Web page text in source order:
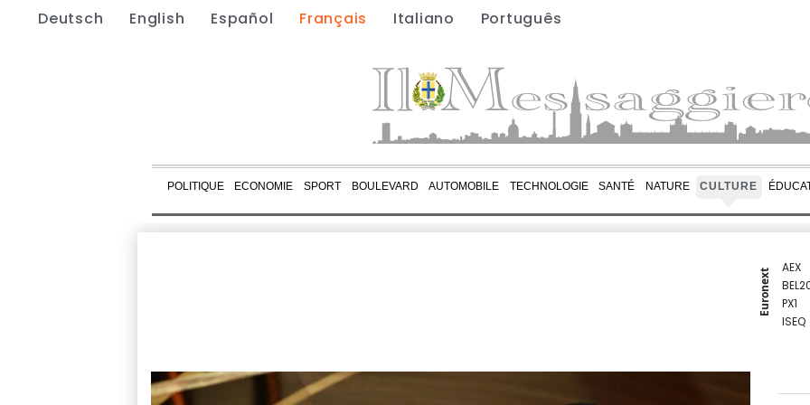
Deutsch English Español Français Italiano Português
POLITIQUE ECONOMIE SPORT BOULEVARD AUTOMOBILE TECHNOLOGIE SANTÉ NATURE CULTURE
Euronext
AEX
PX1
ISEQ